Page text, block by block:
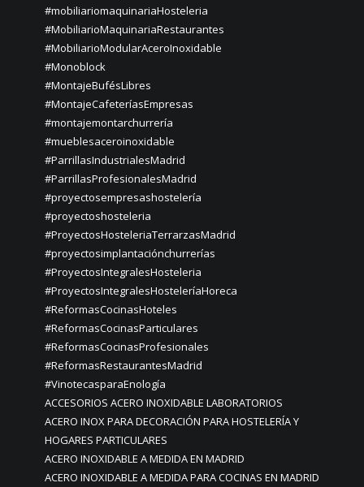
#mobiliariomaquinariaHosteleria
#MobiliarioMaquinariaRestaurantes
#MobiliarioModularAceroInoxidable
#Monoblock
#MontajeBufésLibres
#MontajeCafeteríasEmpresas
#montajemontarchurrería
#mueblesaceroinoxidable
#ParrillasIndustrialesMadrid
#ParrillasProfesionalesMadrid
#proyectosempresashostelería
#proyectoshosteleria
#ProyectosHosteleriaTerrarzasMadrid
#proyectosimplantaciónchurrerías
#ProyectosIntegralesHosteleria
#ProyectosIntegralesHosteleríaHoreca
#ReformasCocinasHoteles
#ReformasCocinasParticulares
#ReformasCocinasProfesionales
#ReformasRestaurantesMadrid
#VinotecasparaEnología
ACCESORIOS ACERO INOXIDABLE LABORATORIOS
ACERO INOX PARA DECORACIÓN PARA HOSTELERÍA Y
HOGARES PARTICULARES
ACERO INOXIDABLE A MEDIDA EN MADRID
ACERO INOXIDABLE A MEDIDA PARA COCINAS EN MADRID